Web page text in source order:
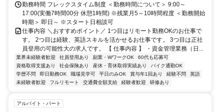
勤務時間 フレックスタイム制度 ＜勤務時間について＞ 9:00～
17:00(実働7時間00分 休憩1時間) ※残業月5～10時間程度 ＜勤務開始
時期＞ 即日～ ※スタート日相談可
仕事内容 ＼おすすめポイント／ 1つ目はリモート勤務OKのお仕事で
す。 2つ目は経験、英語スキルを活かせるお仕事です。 3つ目は正社
員登用の可能性大の求人です。 【 仕事内容 】 ・資金管理業務（日...
業界未経験者歓迎 社員登用あり 副業・WワークOK
60代も応募可
資格取得支援あり
社会保険あり 産休・育休取得実績あり
バイク通勤OK
学歴不問
即日勤務OK 職場見学可 平日のみOK 賞与年1回あり 経験不問
英語
未経験者歓迎
フルリモート 交通費全額支給 経験者歓迎 研修あり
アルバイト・パート